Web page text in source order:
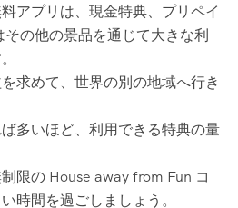
アプリは、現金特典、プリペイ
その他の景品を通じて大きな利
求めて、世界の別の地域へ行き
多いほど、利用できる特典の量
限の House away from Fun コ
時間を過ごしましょう。